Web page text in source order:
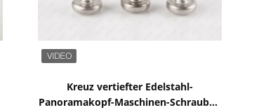
Kreuz vertiefter Edelstahl-
Panoramakopf-Maschinen-Schrauben